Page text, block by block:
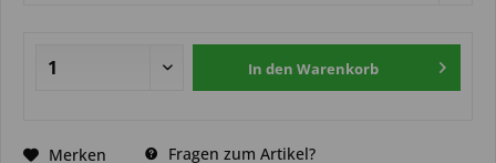
In den Warenkorb
Merken Fragen zum Artikel?